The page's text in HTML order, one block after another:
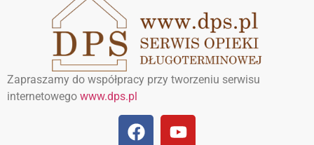
Zapraszamy do współpracy przy tworzeniu serwisu
internetowego www.dps.pl